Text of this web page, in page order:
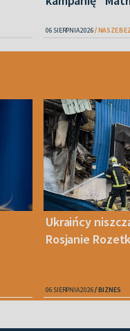
06 SIERPNIA 2026 NASZE
Ukraińcy
Rosjanie
06 SIERPNIA 2026 BIZNES